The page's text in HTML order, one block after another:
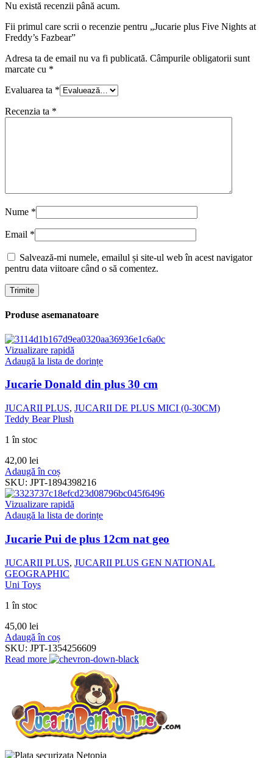
Nu există recenzii până acum.
Fii primul care scrii o recenzie pentru „Jucarie plus Five Nights at
Freddy’s Fazbear”
Adresa ta de email nu va fi publicată. Câmpurile obligatorii sunt
marcate cu *
Evaluarea ta *
Recenzia ta *
Nume *
Email *
Salvează-mi numele, emailul și site-ul web în acest navigator
pentru data viitoare când o să comentez.
Produse asemanatoare
Vizualizare rapidă
Adaugă la lista de dorințe
Jucarie Donald din plus 30 cm
JUCARII PLUS, JUCARII DE PLUS MICI (0-30CM)
Teddy Bear Plush
1 în stoc
42,00 lei
Adaugă în coș
SKU: JPT-1894398216
Vizualizare rapidă
Adaugă la lista de dorințe
Jucarie Pui de plus 12cm nat geo
JUCARII PLUS, JUCARII PLUS GEN NATIONAL
GEOGRAPHIC
Uni Toys
1 în stoc
45,00 lei
Adaugă în coș
SKU: JPT-1354256609
Read more